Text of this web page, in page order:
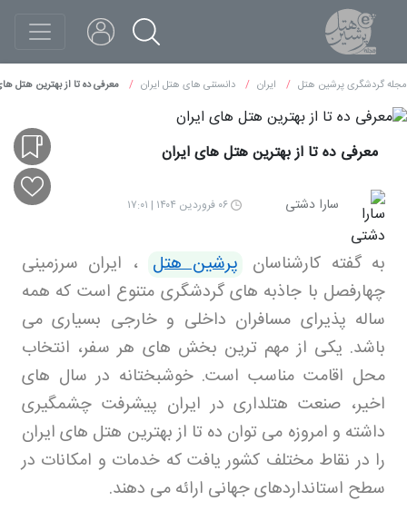
مجله گردشگری پرشین هتل ایران دانستنی های هتل ایران معرفی ده تا از بهترین هتل
معرفی ده تا از بهترین هتل های ایران
سارا دشتی ۰۶ فروردین ۱۴۰۴ | ۱۷:۰۱
به گفته کارشناسان پرشین هتل ، ایران سرزمینی
چهارفصل با جاذبه های گردشگری متنوع است که همه
ساله پذیرای مسافران داخلی و خارجی بسیاری می
باشد. یکی از مهم ترین بخش های هر سفر، انتخاب
محل اقامت مناسب است. خوشبختانه در سال های
اخیر، صنعت هتلداری در ایران پیشرفت چشمگیری
داشته و امروزه می توان ده تا از بهترین هتل های ایران
را در نقاط مختلف کشور یافت که خدمات و امکانات در
سطح استانداردهای جهانی ارائه می دهند.